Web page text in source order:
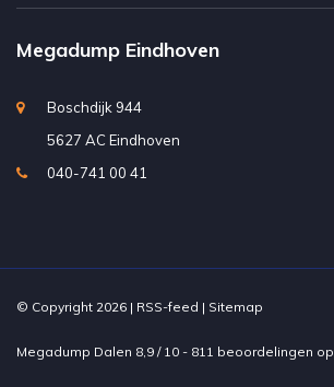
Megadump Eindhoven
Boschdijk 944
5627 AC Eindhoven
040-741 00 41
© Copyright 2026 | RSS-feed | Sitemap
Megadump Dalen 8,9 / 10 - 811 beoordelingen op